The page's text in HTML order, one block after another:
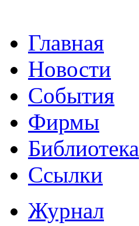
Главная
Новости
События
Фирмы
Библиотека
Ссылки
Журнал